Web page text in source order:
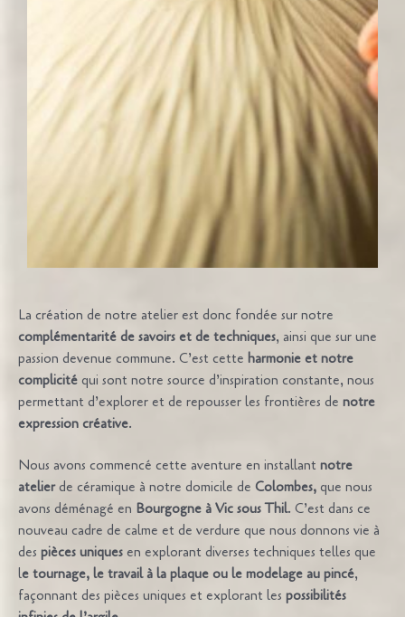
La création de notre atelier est donc fondée sur notre
complémentarité de savoirs et de techniques, ainsi que sur une
passion devenue commune. C’est cette harmonie et notre
complicité qui sont notre source d’inspiration constante, nous
permettant d’explorer et de repousser les frontières de notre
expression créative.
Nous avons commencé cette aventure en installant notre
atelierde céramique à notre domicile de Colombes, que nous
avons déménagé en Bourgogne à Vic sous Thil. C’est dans ce
nouveau cadre de calme et de verdure que nous donnons vie à
des pièces uniques en explorant diverses techniques telles que
le tournage, le travail à la plaque ou le modelage au pincé,
façonnant des pièces uniques et explorant les possibilités